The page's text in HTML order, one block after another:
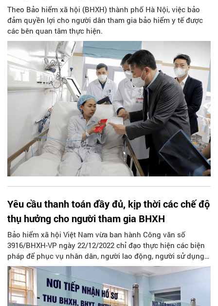
Theo Bảo hiểm xã hội (BHXH) thành phố Hà Nội, việc bảo
đảm quyền lợi cho người dân tham gia bảo hiểm y tế được
các bên quan tâm thực hiện.
Yêu cầu thanh toán đầy đủ, kịp thời các chế độ
thụ hưởng cho người tham gia BHXH
Bảo hiểm xã hội Việt Nam vừa ban hành Công văn số
3916/BHXH-VP ngày 22/12/2022 chỉ đạo thực hiện các biện
pháp để phục vụ nhân dân, người lao động, người sử dụng
lao động trong dịp Tết Dương lịch 2023 và Tết Nguyên đán
Quý Mão.